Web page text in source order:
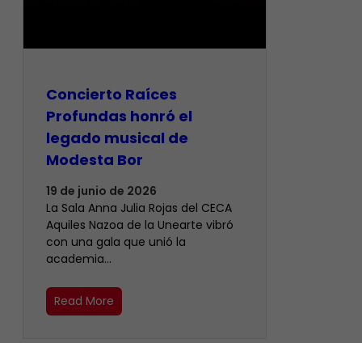
​Concierto Raíces
Profundas honró el
legado musical de
Modesta Bor
19 de junio de 2026
La Sala Anna Julia Rojas del CECA
Aquiles Nazoa de la Unearte vibró
con una gala que unió la
academia…
Read More